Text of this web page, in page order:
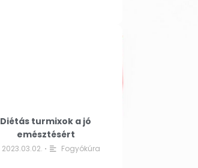
Diétás turmixok a jó
emésztésért
2023.03.02. • Fogyókúra